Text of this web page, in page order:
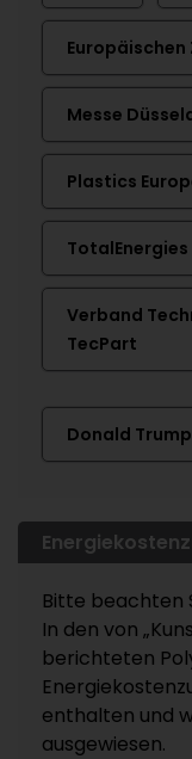
Messe
Plastics
TotalEnergies
Verband
TecPart
Donald Trump
Bitte beachten
In den von
berichteten
enthalten und
ausgewiesen.